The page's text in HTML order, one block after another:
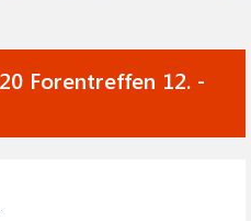
Forentreffen 12. -